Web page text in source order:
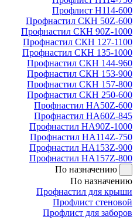
Профлист Н114-600
Профнастил СКН 50Z-600
Профнастил СКН 90Z-1000
Профнастил СКН 127-1100
Профнастил СКН 135-1000
Профнастил СКН 144-960
Профнастил СКН 153-900
Профнастил СКН 157-800
Профнастил СКН 250-600
Профнастил НА50Z-600
Профнастил НА60Z-845
Профнастил НА90Z-1000
Профнастил НА114Z-750
Профнастил НА153Z-900
Профнастил НА157Z-800
По назначению
По назначению
Профнастил для крыши
Профлист стеновой
Профлист для заборов